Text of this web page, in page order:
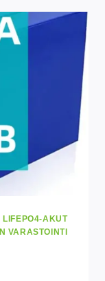
LIFEPO4-AKUT
VARASTOINTI